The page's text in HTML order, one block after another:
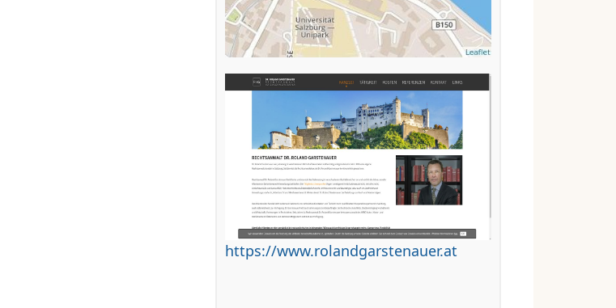
https://www.rolandgarstenauer.at